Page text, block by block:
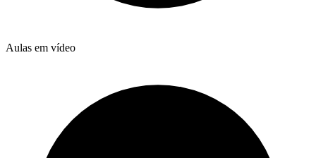
Aulas em vídeo